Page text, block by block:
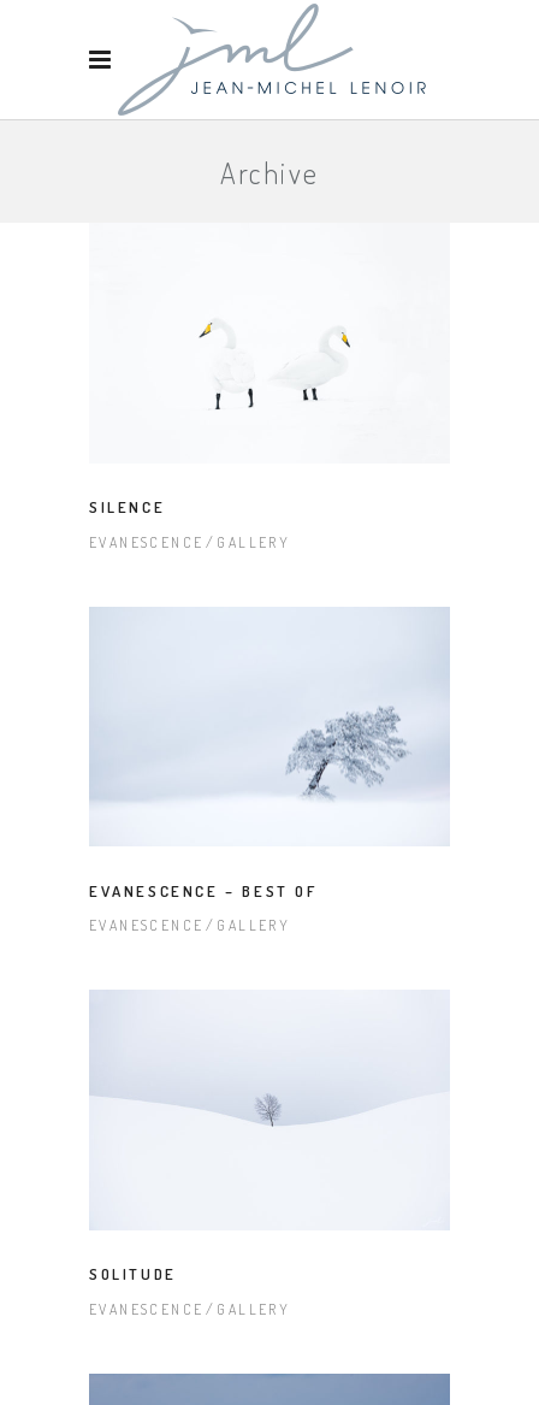
Archive
SILENCE
EVANESCENCE GALLERY
EVANESCENCE – BEST OF
EVANESCENCE GALLERY
SOLITUDE
EVANESCENCE GALLERY